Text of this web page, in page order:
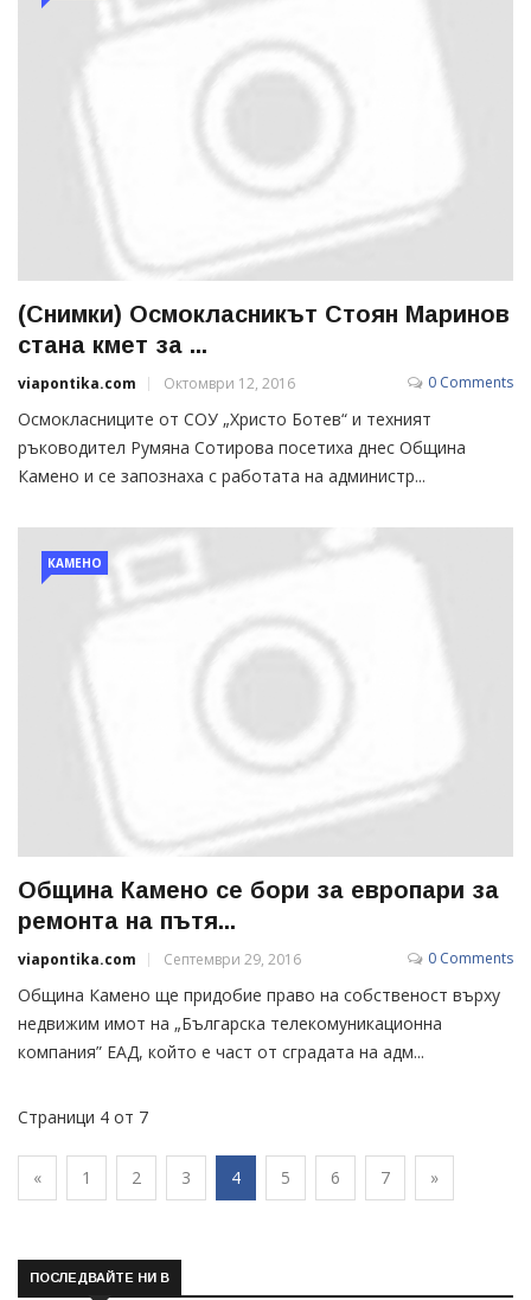
(Снимки) Осмокласникът Стоян Маринов
стана кмет за ...
viapontika.com Октомври 12, 2016 0 Comments
Осмокласниците от СОУ „Христо Ботев“ и техният
ръководител Румяна Сотирова посетиха днес Община
Камено и се запознаха с работата на администр...
КАМЕНО
Община Камено се бори за европари за
ремонта на пътя...
viapontika.com Септември 29, 2016 0 Comments
Община Камено ще придобие право на собственост върху
недвижим имот на „Българска телекомуникационна
компания” ЕАД, който е част от сградата на адм...
Страници 4 от 7
« 1 2 3 4 5 6 7 »
ПОСЛЕДВАЙТЕ НИ В